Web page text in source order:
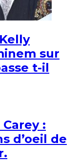
sur
t-il
:
d’oeil de